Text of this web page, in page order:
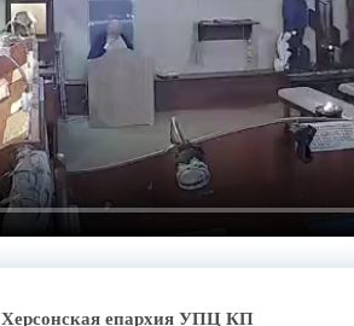
Херсонская епархия УПЦ КП